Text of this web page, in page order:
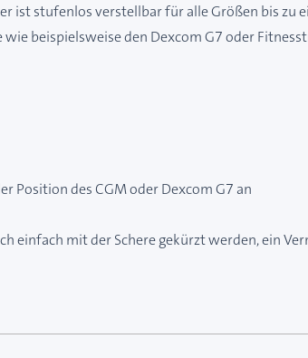
ist stufenlos verstellbar für alle Größen bis zu
beispielsweise den Dexcom G7 oder
Position des CGM oder Dexcom G7 an
einfach mit der Schere gekürzt werden, ein